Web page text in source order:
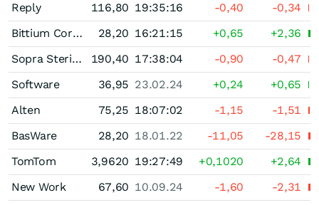
Reply
116,80 19:35:16 -0,40
-0,34
Bittium Corporation
28,20 16:21:15 +0,65
+2,36
Sopra Steria Group
190,40 17:38:04 -0,90
-0,47
Software
36,95 23.02.24 +0,24
+0,65
Alten
75,25 18:07:02 -1,15
-1,51
BasWare
28,20 18.01.22 -11,05
-28,15
TomTom
3,9620 19:27:49 +0,1020
+2,64
New Work
67,60 10.09.24 -1,60
-2,31